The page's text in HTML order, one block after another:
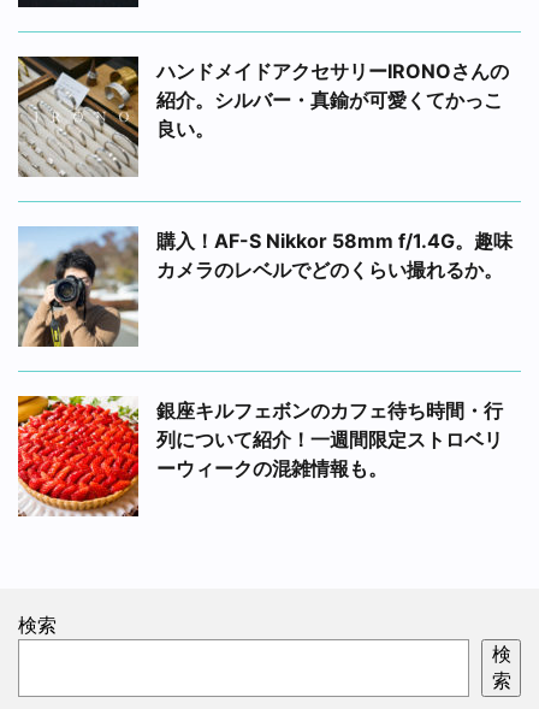
ハンドメイドアクセサリーIRONOさんの
紹介。シルバー・真鍮が可愛くてかっこ
良い。
購入！AF-S Nikkor 58mm f/1.4G。趣味
カメラのレベルでどのくらい撮れるか。
銀座キルフェボンのカフェ待ち時間・行
列について紹介！一週間限定ストロベリ
ーウィークの混雑情報も。
検索
検
索